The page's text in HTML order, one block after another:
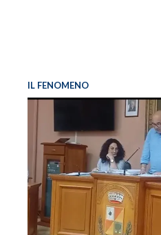
IL FENOMENO